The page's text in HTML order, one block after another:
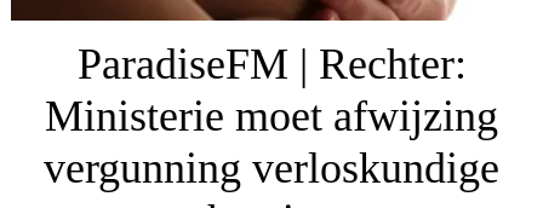
ParadiseFM | Rechter:
Ministerie moet afwijzing
vergunning verloskundige